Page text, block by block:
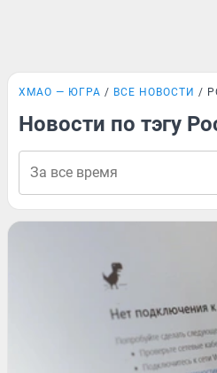
ХМАО — ЮГРА ВСЕ НОВОСТИ
Новости по тэгу